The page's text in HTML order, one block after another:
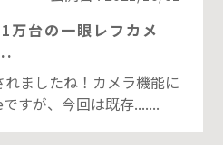
万台の一眼レフカメ
ましたね！カメラ機能に
すが、今回は既存.......